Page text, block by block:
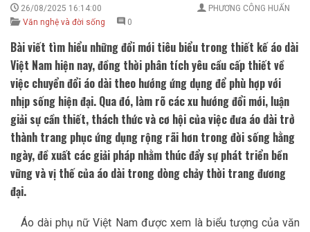
26/08/2025 16:14:00
PHƯƠNG CÔNG HUẤN
Văn nghệ và đời sống
0
Bài viết tìm hiểu những đổi mới tiêu biểu trong thiết kế áo dài
Việt Nam hiện nay, đồng thời phân tích yêu cầu cấp thiết về
việc chuyển đổi áo dài theo hướng ứng dụng để phù hợp với
nhịp sống hiện đại. Qua đó, làm rõ các xu hướng đổi mới, luận
giải sự cần thiết, thách thức và cơ hội của việc đưa áo dài trở
thành trang phục ứng dụng rộng rãi hơn trong đời sống hằng
ngày, đề xuất các giải pháp nhằm thúc đẩy sự phát triển bền
vững và vị thế của áo dài trong dòng chảy thời trang đương
đại.
Áo dài phụ nữ Việt Nam được xem là biểu tượng của văn